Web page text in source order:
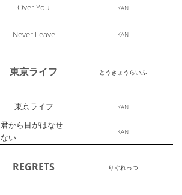
Over You KAN
Never Leave KAN
東京ライフ とうきょうらいふ
東京ライフ KAN
君から目がはなせ
ない
KAN
REGRETS りぐれっつ